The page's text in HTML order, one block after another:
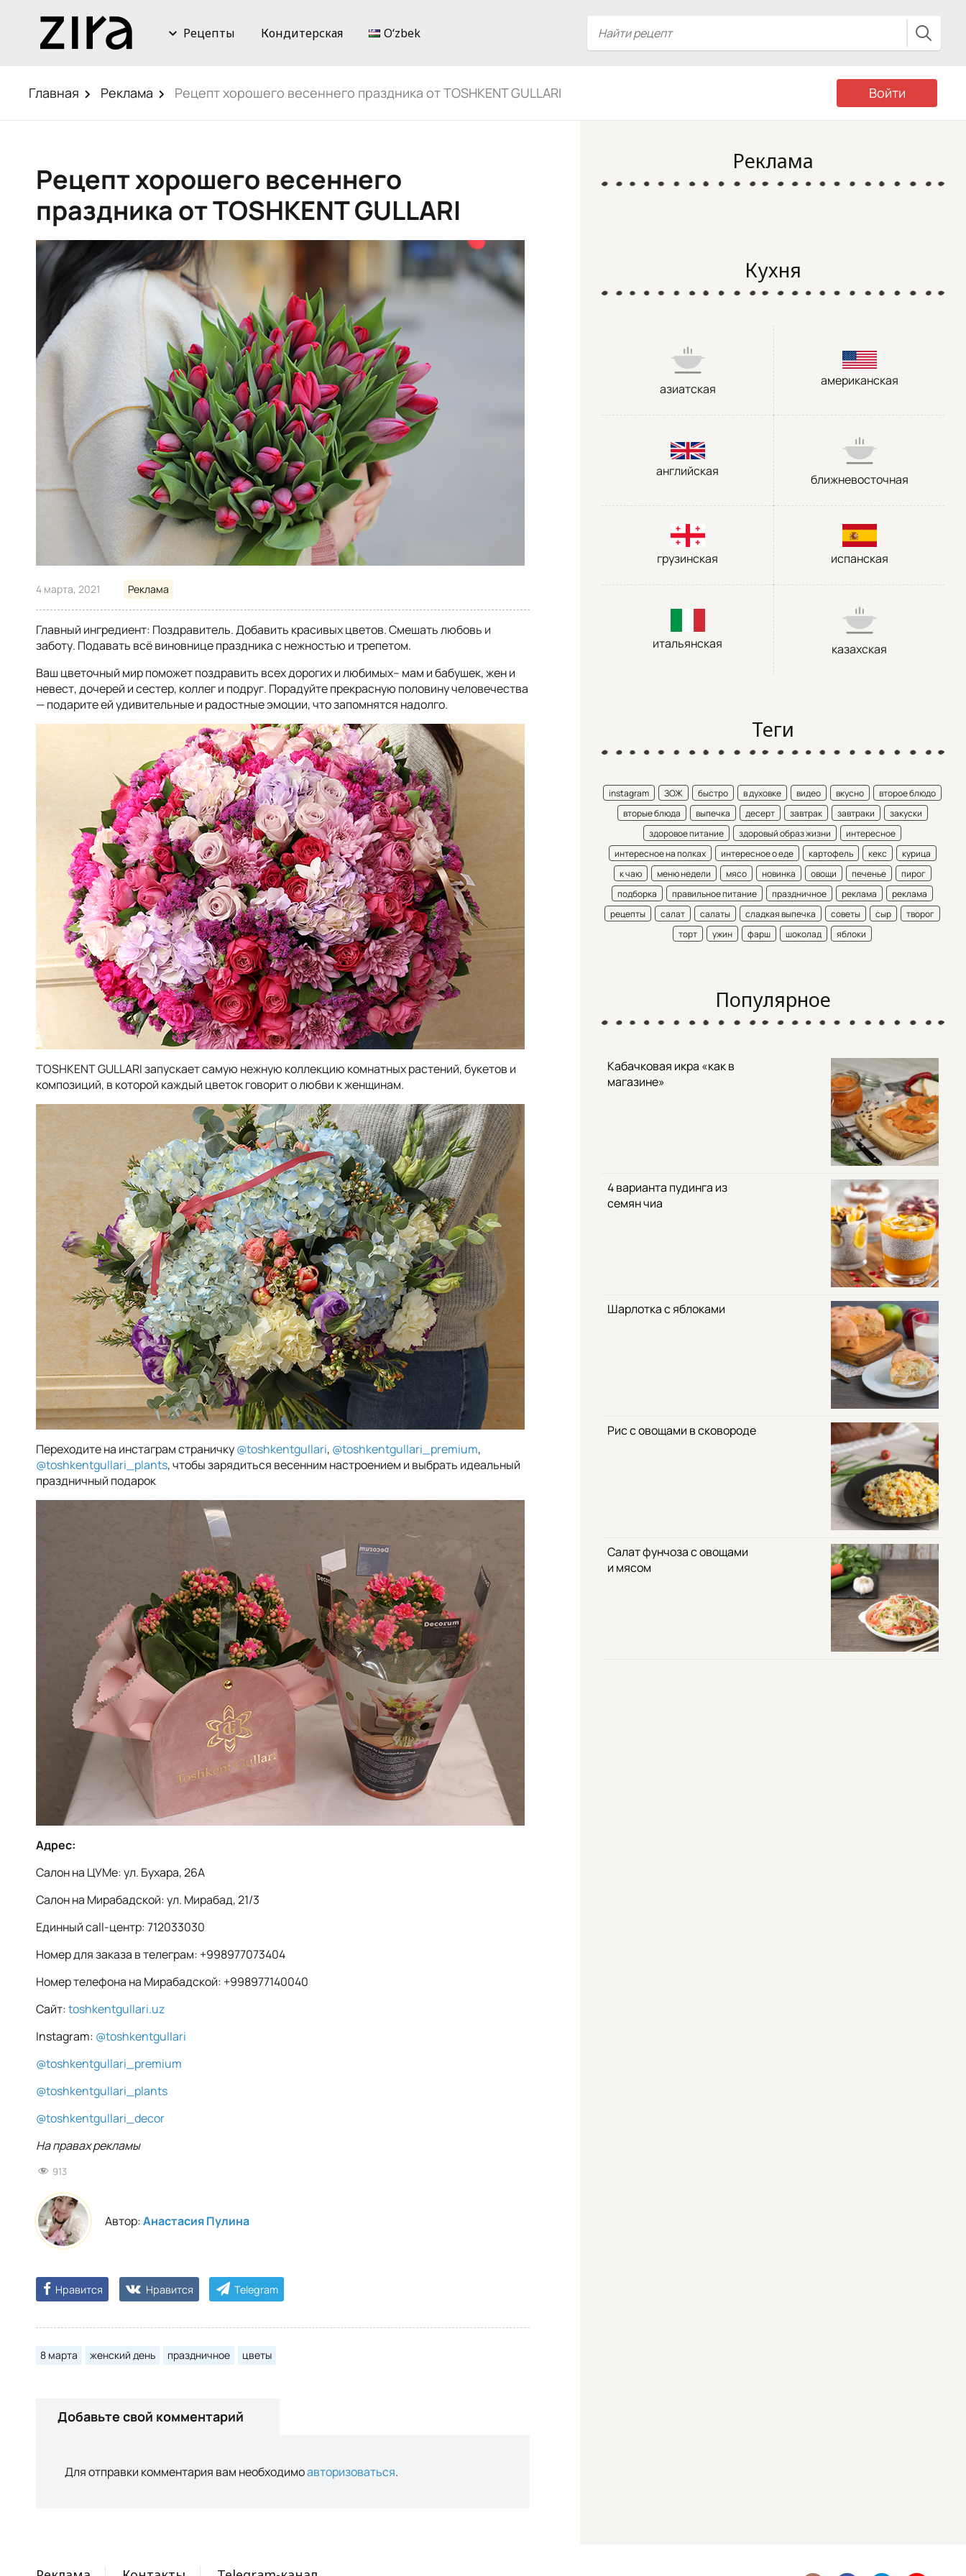
Рецепты Кондитерская Oʻzbek
Главная Реклама Рецепт хорошего весеннего праздника от TOSHKENT GULLARI Войти
Рецепт хорошего весеннего
праздника от TOSHKENT GULLARI
4 марта, 2021 Реклама
Главный ингредиент: Поздравитель. Добавить красивых цветов. Смешать любовь и
заботу. Подавать всё виновнице праздника с нежностью и трепетом.
Ваш цветочный мир поможет поздравить всех дорогих и любимых– мам и бабушек, жен и
невест, дочерей и сестер, коллег и подруг. Порадуйте прекрасную половину человечества
— подарите ей удивительные и радостные эмоции, что запомнятся надолго.
TOSHKENT GULLARI запускает самую нежную коллекцию комнатных растений, букетов и
композиций, в которой каждый цветок говорит о любви к женщинам.
Переходите на инстаграм страничку@toshkentgullari, @toshkentgullari_premium,
@toshkentgullari_plants, чтобы зарядиться весенним настроением и выбрать идеальный
праздничный подарок
Адрес:
Салон на ЦУМе: ул. Бухара, 26А
Салон на Мирабадской: ул. Мирабад, 21/3
Единный call-центр: 712033030
Номер для заказа в телеграм: +998977073404
Номер телефона на Мирабадской: +998977140040
Сайт:toshkentgullari.uz
Instagram: @toshkentgullari
@toshkentgullari_premium
@toshkentgullari_plants
@toshkentgullari_decor
На правах рекламы
913
Автор:Анастасия Пулина
Нравится Нравится Telegram
8 марта женский день праздничное цветы
Добавьте свой комментарий
Для отправки комментария вам необходимоавторизоваться.
Реклама
Кухня
азиатская
американская
английская
ближневосточная
грузинская испанская
итальянская казахская
Теги
instagram ЗОЖ быстро в духовке видео вкусно
второе блюдо
вторые блюда
выпечка десерт завтрак завтраки
закуски
здоровое питание
здоровый образ жизни
интересное
интересное на полках
интересное о еде картофель кекс
курица
к чаю
меню недели мясо новинка овощи печенье
пирог
подборка
правильное питание праздничное реклама
реклама
рецепты
салат салаты сладкая выпечка советы сыр
творог
торт
ужин фарш шоколад яблоки
Популярное
Кабачковая икра «как в
магазине»
4 варианта пудинга из
семян чиа
Шарлотка с яблоками
Рис с овощами в сковороде
Салат фунчоза с овощами
и мясом